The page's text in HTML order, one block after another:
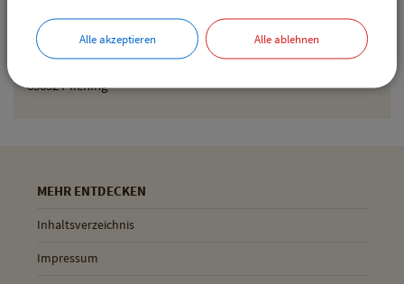
Gemeinde Pliening
Geltinger Str. 18
85652 Pliening
MEHR ENTDECKEN
Inhaltsverzeichnis
Impressum
Alle akzeptieren Alle ablehnen